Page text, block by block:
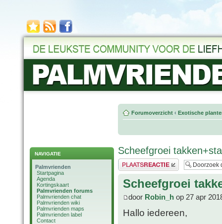
NAVIGATIE
Palmvrienden
Startpagina
Agenda
Kortingskaart
Palmvrienden forums
Palmvrienden chat
Palmvrienden wiki
Palmvrienden maps
Palmvrienden label
Contact
Forumoverzicht ‹ Exotische
Scheefgroei
Plaats een reactie
Scheefgroei
door Robin_h op 27 apr
Hallo iedereen,